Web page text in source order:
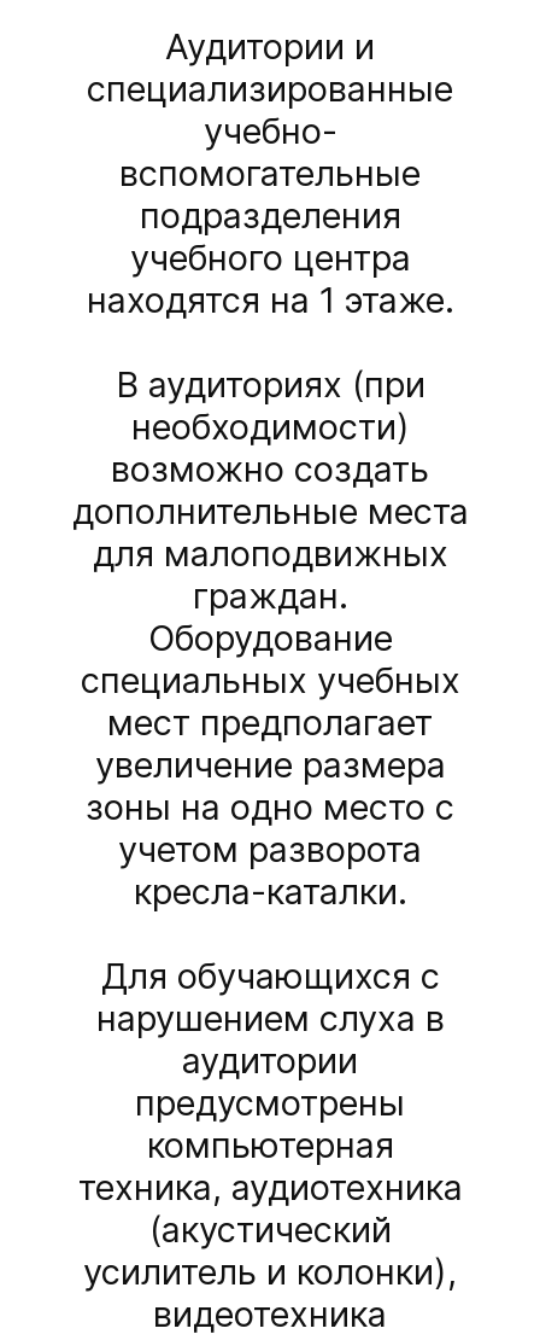
Аудитории и
специализированные
учебно-
вспомогательные
подразделения
учебного центра
находятся на 1 этаже.
В аудиториях (при
необходимости)
возможно создать
дополнительные места
для малоподвижных
граждан.
Оборудование
специальных учебных
мест предполагает
увеличение размера
зоны на одно место с
учетом разворота
кресла-каталки.
Для обучающихся с
нарушением слуха в
аудитории
предусмотрены
компьютерная
техника, аудиотехника
(акустический
усилитель и колонки),
видеотехника